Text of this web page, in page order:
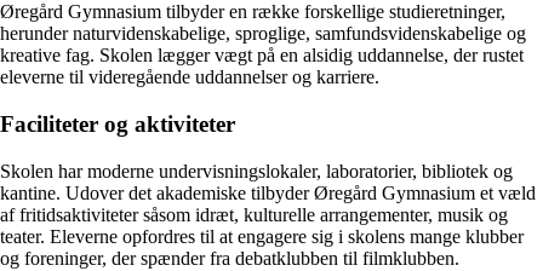
Øregård Gymnasium tilbyder en række forskellige studieretninger,
herunder naturvidenskabelige, sproglige, samfundsvidenskabelige og
kreative fag. Skolen lægger vægt på en alsidig uddannelse, der rustet
eleverne til videregående uddannelser og karriere.
Faciliteter og aktiviteter
Skolen har moderne undervisningslokaler, laboratorier, bibliotek og
kantine. Udover det akademiske tilbyder Øregård Gymnasium et væld
af fritidsaktiviteter såsom idræt, kulturelle arrangementer, musik og
teater. Eleverne opfordres til at engagere sig i skolens mange klubber
og foreninger, der spænder fra debatklubben til filmklubben.